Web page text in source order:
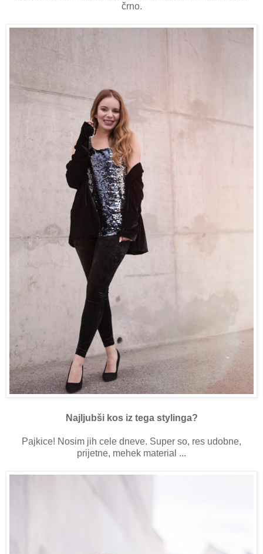
črno.
Najljubši kos iz tega stylinga?
Pajkice! Nosim jih cele dneve. Super so, res udobne,
prijetne, mehek material ...